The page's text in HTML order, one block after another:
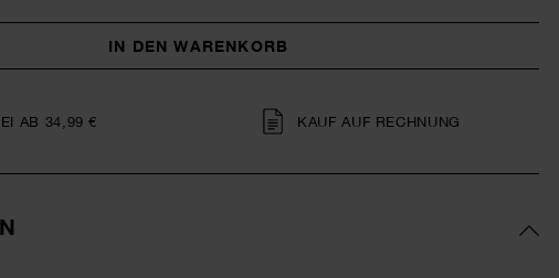
IN DEN WARENKORB
AB 34,99 € KAUF AUF RECHNUNG